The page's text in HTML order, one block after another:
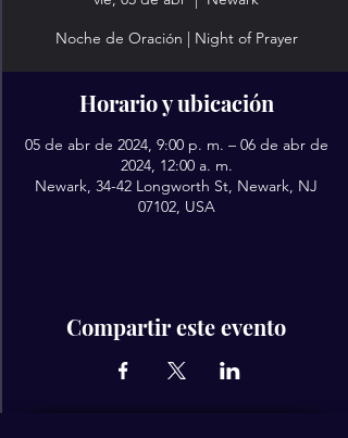
Noche de Oración | Night of Prayer
Horario y ubicación
05 de abr de 2024, 9:00 p. m. – 06 de abr de
2024, 12:00 a. m.
Newark, 34-42 Longworth St, Newark, NJ
07102, USA
Compartir este evento